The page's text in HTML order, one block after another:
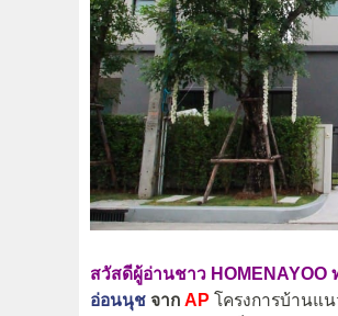
สวัสดีผู้อ่านชาว HOMENAYOO
อ่อนนุช จาก AP โครงการบ้านแ